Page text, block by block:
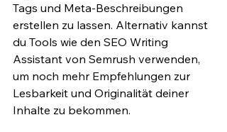
Tags und Meta-Beschreibungen
erstellen zu lassen. Alternativ kannst
du Tools wie den SEO Writing
Assistant von Semrush verwenden,
um noch mehr Empfehlungen zur
Lesbarkeit und Originalität deiner
Inhalte zu bekommen.